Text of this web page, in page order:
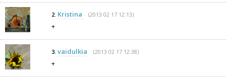
2. Kristina (2013 02 17 12:13)
+
3. vaidulkia (2013 02 17 12:38)
+